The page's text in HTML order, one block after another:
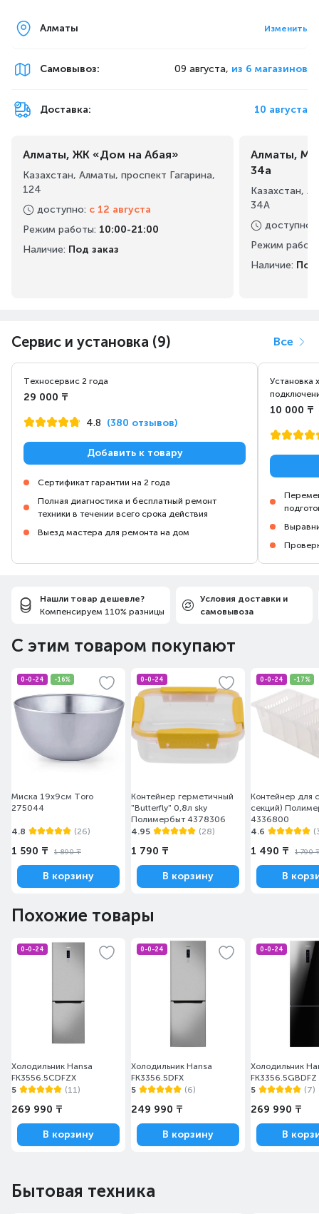
Алматы Изменить
Самовывоз: 09 августа, из 6 магазинов
Доставка: 10 августа
Алматы, ЖК «Дом на Абая»
Казахстан, Алматы, проспект Гагарина,
124
доступно: с 12 августа
Режим работы: 10:00-21:00
Наличие: Под заказ
Алматы,
34а
Казахстан,
34А
доступно
Режим
Наличие: Под
Сервис и установка (9) Все
Техносервис 2 года
29 000 ₸
4.8 (380 отзывов)
Добавить к товару
Сертификат гарантии на 2 года
Полная диагностика и бесплатный ремонт
техники в течении всего срока действия
Выезд мастера для ремонта на дом
Установка
10 000 ₸
Нашли товар дешевле?
Компенсируем 110% разницы
Условия доставки и
самовывоза
С этим товаром покупают
0-0-24 -16%
Миска 19х9см Toro
275044
4.8 (26)
1 590 ₸ 1 890 ₸
В корзину
0-0-24
Контейнер герметичный
"Butterfly" 0,8л sky
Полимербыт 4378306
4.95
(28)
1 790 ₸
В корзину
0-0-24 -17%
Контейнер для
секций)
4336800
4.6
1 490 ₸ 1 790
В
Похожие товары
0-0-24
Холодильник Hansa
FK3556.5CDFZX
5
(11)
269 990 ₸
В корзину
0-0-24
Холодильник Hansa
FK3356.5DFX
5
(6)
249 990 ₸
В корзину
0-0-24
Холодильник
FK3356.5GBDFZ
5
(7)
269 990 ₸
В
Бытовая техника